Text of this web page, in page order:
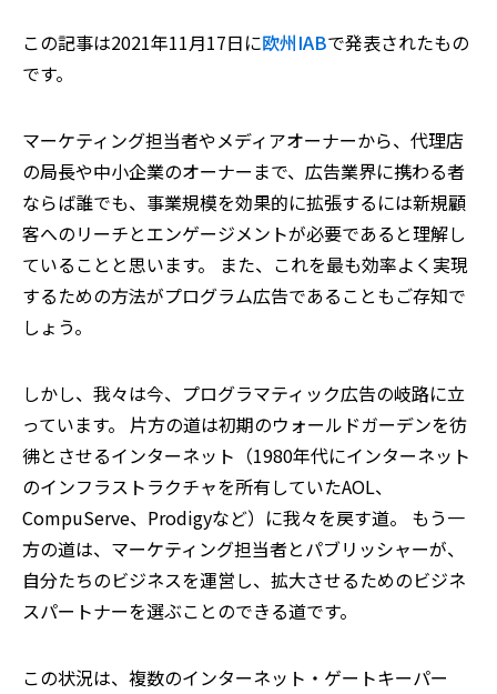
この記事は2021年11月17日に欧州IABで発表されたもの
です。
マーケティング担当者やメディアオーナーから、代理店
の局長や中小企業のオーナーまで、広告業界に携わる者
ならば誰でも、事業規模を効果的に拡張するには新規顧
客へのリーチとエンゲージメントが必要であると理解し
ていることと思います。 また、これを最も効率よく実現
するための方法がプログラム広告であることもご存知で
しょう。
しかし、我々は今、プログラマティック広告の岐路に立
っています。 片方の道は初期のウォールドガーデンを彷
彿とさせるインターネット（1980年代にインターネット
のインフラストラクチャを所有していたAOL、
CompuServe、Prodigyなど）に我々を戻す道。 もう一
方の道は、マーケティング担当者とパブリッシャーが、
自分たちのビジネスを運営し、拡大させるためのビジネ
スパートナーを選ぶことのできる道です。
この状況は、複数のインターネット・ゲートキーパー